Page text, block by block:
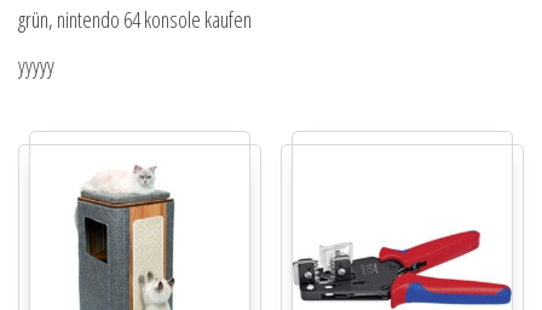
grün, nintendo 64 konsole kaufen
yyyyy